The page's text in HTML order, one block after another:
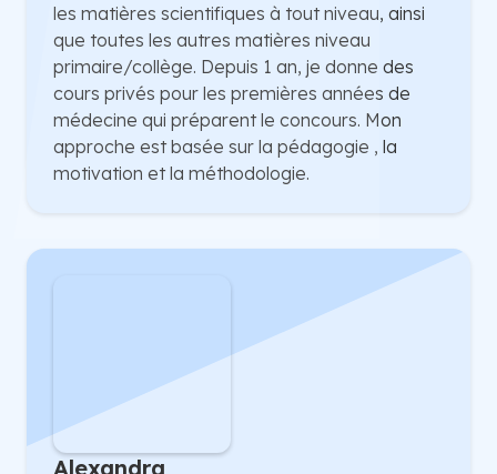
les matières scientifiques à tout niveau, ainsi
que toutes les autres matières niveau
primaire/collège. Depuis 1 an, je donne des
cours privés pour les premières années de
médecine qui préparent le concours. Mon
approche est basée sur la pédagogie , la
motivation et la méthodologie.
Alexandra